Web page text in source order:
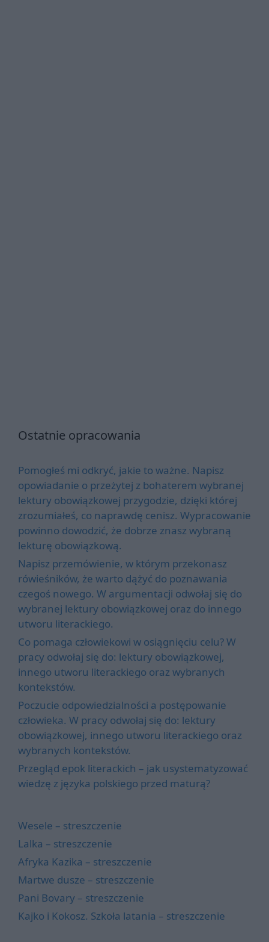
Ostatnie opracowania
Pomogłeś mi odkryć, jakie to ważne. Napisz
opowiadanie o przeżytej z bohaterem wybranej
lektury obowiązkowej przygodzie, dzięki której
zrozumiałeś, co naprawdę cenisz. Wypracowanie
powinno dowodzić, że dobrze znasz wybraną
lekturę obowiązkową.
Napisz przemówienie, w którym przekonasz
rówieśników, że warto dążyć do poznawania
czegoś nowego. W argumentacji odwołaj się do
wybranej lektury obowiązkowej oraz do innego
utworu literackiego.
Co pomaga człowiekowi w osiągnięciu celu? W
pracy odwołaj się do: lektury obowiązkowej,
innego utworu literackiego oraz wybranych
kontekstów.
Poczucie odpowiedzialności a postępowanie
człowieka. W pracy odwołaj się do: lektury
obowiązkowej, innego utworu literackiego oraz
wybranych kontekstów.
Przegląd epok literackich – jak usystematyzować
wiedzę z języka polskiego przed maturą?
Wesele – streszczenie
Lalka – streszczenie
Afryka Kazika – streszczenie
Martwe dusze – streszczenie
Pani Bovary – streszczenie
Kajko i Kokosz. Szkoła latania – streszczenie